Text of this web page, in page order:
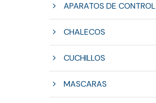
APARATOS DE CONTROL
CHALECOS
CUCHILLOS
MASCARAS